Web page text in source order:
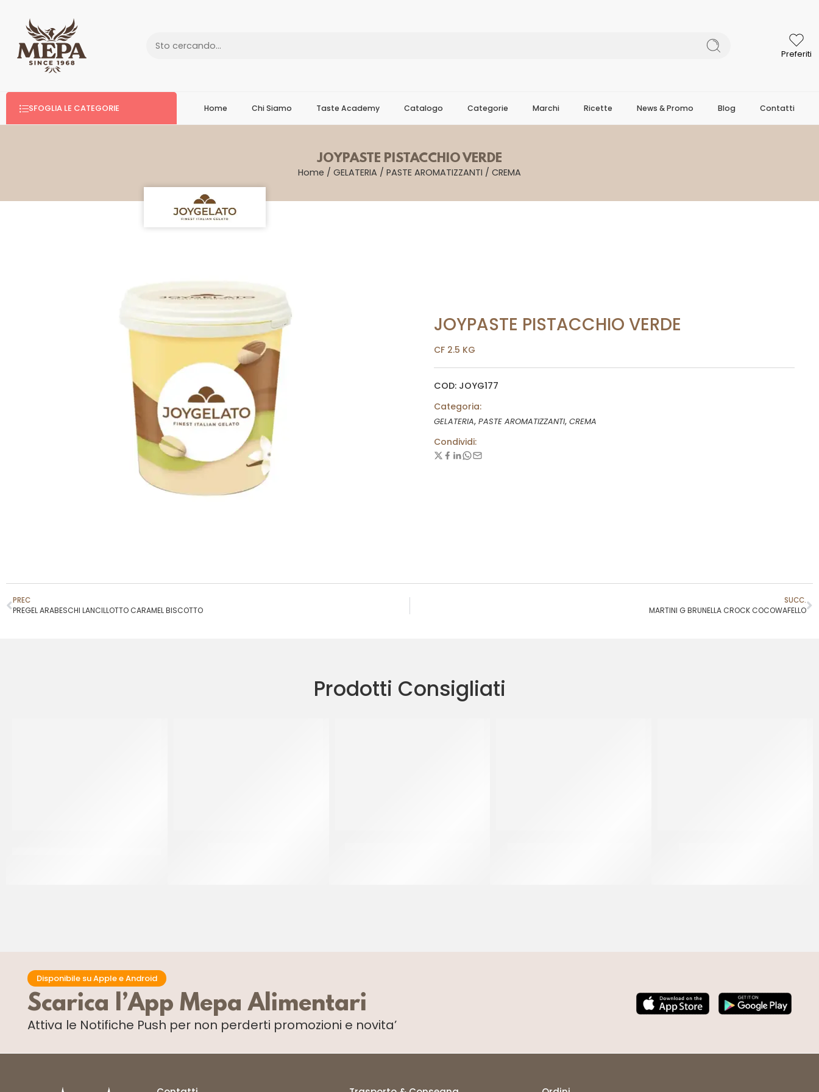
Preferiti
SFOGLIA LE CATEGORIE Home Chi Siamo Taste Academy Catalogo Categorie Marchi Ricette News & Promo Blog Contatti
JOYPASTE PISTACCHIO VERDE
Home / GELATERIA / PASTE AROMATIZZANTI / CREMA
JOYPASTE PISTACCHIO VERDE
CF 2.5 KG
COD: JOYG177
Categoria:
GELATERIA, PASTE AROMATIZZANTI, CREMA
Condividi:
PREC
PREGEL ARABESCHI LANCILLOTTO CARAMEL BISCOTTO
SUCC.
MARTINI G BRUNELLA CROCK COCOWAFELLO
Prodotti Consigliati
Disponibile su Apple e Android
Scarica l’App Mepa Alimentari
Attiva le Notifiche Push per non perderti promozioni e novita’